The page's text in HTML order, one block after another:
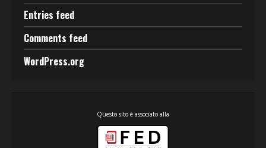
Entries feed
Comments feed
WordPress.org
Questo sito è associato alla